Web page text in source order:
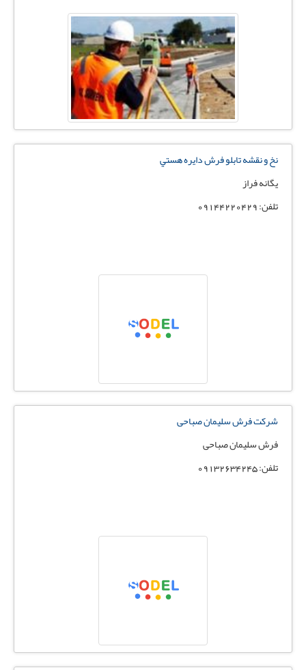
نخ و نقشه تابلو فرش دايره هستي
يگانه فراز
تلفن: 09144220429
شرکت فرش سلیمان صباحی
فرش سلیمان صباحی
تلفن: 09132634245